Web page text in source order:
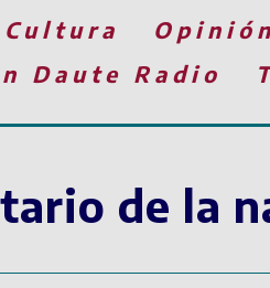
Cultura Opinión
Daute Radio
de la